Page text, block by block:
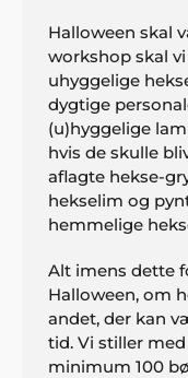
Halloween skal
workshop skal
uhyggelige
dygtige
(u)hyggelige
hvis de skulle
aflagte hekse-
hekselim og
hemmelige
Alt imens dette
Halloween, om
andet, der kan
tid. Vi stiller
minimum 100